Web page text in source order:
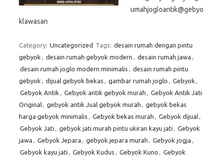
umahjogloantik@gebyo
klawasan
Category: Uncategorized Tags: desain rumah dengan pintu
gebyok , desain rumah gebyok modern , desain rumah jawa ,
desain rumah joglo modern minimalis , desain rumah pintu
gebyok , dijual gebyok bekas , gambar rumah joglo , Gebyok ,
Gebyok Antik , Gebyok antik gebyok murah , Gebyok Antik Jati
Original, gebyok antik Jual gebyok murah , gebyok bekas
harga gebyok minimalis , Gebyok bekas murah , Gebyok dijual,
Gebyok Jati , gebyok jati murah pintu ukiran kayu jati , Gebyok
jawa , Gebyok Jepara , gebyok jepara murah , Gebyok jogja ,
Gebyok kayu jati , Gebyok Kudus , Gebyok Kuno , Gebyok